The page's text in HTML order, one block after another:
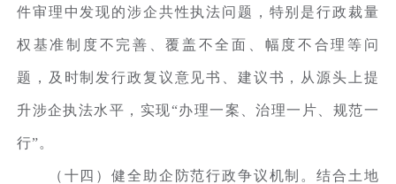
件审理中发现的涉企共性执法问题，特别是行政裁量
权基准制度不完善、覆盖不全面、幅度不合理等问
题，及时制发行政复议意见书、建议书，从源头上提
升涉企执法水平，实现“办理一案、治理一片、规范一
行”。
（十四）健全助企防范行政争议机制。结合土地